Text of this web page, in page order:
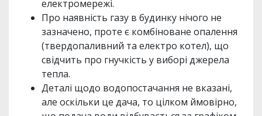
електромережі.
Про наявність газу в будинку нічого не
зазначено, проте є комбіноване опалення
(твердопаливний та електро котел), що
свідчить про гнучкість у виборі джерела
тепла.
Деталі щодо водопостачання не вказані,
але оскільки це дача, то цілком ймовірно,